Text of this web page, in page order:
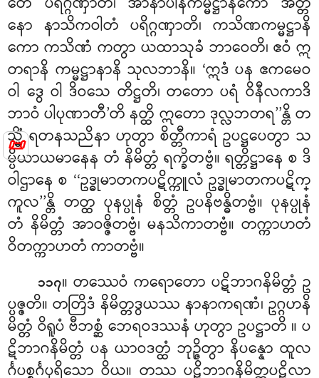
📜
နော နာသိကဝါတံ ပရိဂ္ဂဏှာတိ၊ ကသိဏကမ္မဋ္ဌာနိ
ကော ကသိဏံ ကတွာ ယထာသုခံ ဘာဝေတိ၊ ဧဝံ ဣ
တရာနိ ကမ္မဋ္ဌာနာနိသုလဘာနိ။ ‘ဣဒံ ပန ဧကမေဝ
ဝါ ဒွေ ဝါ ဒိဝသေ တိဋ္ဌတိ၊ တတော ပရံ ဝိနီလကာဒိ
ဘာဝံ ပါပုဏာတီ’တိ နတ္ထိ ဣတော ဒုလ္လဘတရ’’န္တိ တ
သ္မိံ ရတနသညိနာ ဟုတွာ စိတ္တီကာရံ ဥပဋ္ဌပေတွာ သ
မ္ပိယာယမာနေန တံ နိမိတ္တံ ရက္ခိတဗ္ဗံ။ ရတ္တိဋ္ဌာနေ စ ဒိ
ဝါဌာနေ စ ‘‘ဥဒ္ဓုမာတကပဋိက္ကူလံ ဥဒ္ဓုမာတကပဋိက္
ကူလ’’န္တိ တတ္ထ ပုနပ္ပုနံ စိတ္တံ ဥပနိဗန္ဓိတဗ္ဗံ။ ပုနပ္ပုနံ
တံ နိမိတ္တံ အာဝဇ္ဇိတဗ္ဗံ၊ မနသိကာတဗ္ဗံ။ တက္ကာဟတံ
ဝိတက္ကာဟတံ ကာတဗ္ဗံ။
၁၁၇။ တဿေဝံ ကရောတော ပဋိဘာဂနိမိတ္တံ ဥ
ပ္ပဇ္ဇတိ။ တတြိဒံ နိမိတ္တဒွယဿ နာနာကရဏံ၊ ဥဂ္ဂဟနိ
မိတ္တံ ဝိရူပံ ဗီဘစ္ဆံ ဘေရဝဒဿနံ ဟုတွာ ဥပဋ္ဌာတိ ။ ပ
ဋိဘာဂနိမိတ္တံ ပန ယာဝဒတ္ထံ ဘုဉ္ဇိတွာ နိပန္နော ထူလ
င်္ဂပစ္စင်္ဂပုရိသော ဝိယ။ တဿ ပဋိဘာဂနိမိတ္တပဋိလာ